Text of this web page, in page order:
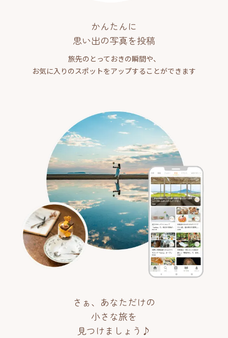
かんたんに
思い出の写真を投稿
旅先のとっておきの瞬間や、
お気に入りのスポットをアップすることができます
さぁ、あなただけの
小さな旅を
見つけましょう♪